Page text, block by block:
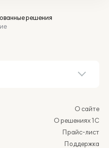
решения
О сайте
О решениях 1С
Прайс-лист
Поддержка